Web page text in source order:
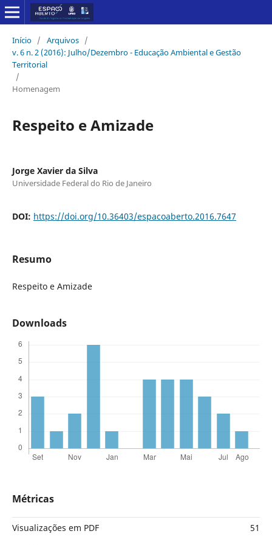
Início / Arquivos /
v. 6 n. 2 (2016): Julho/Dezembro - Educação Ambiental e Gestão
Territorial
/
Homenagem
Respeito e Amizade
Jorge Xavier da Silva
Universidade Federal do Rio de Janeiro
DOI: https://doi.org/10.36403/espacoaberto.2016.7647
Resumo
Respeito e Amizade
Downloads
Métricas
Visualizações em PDF 51